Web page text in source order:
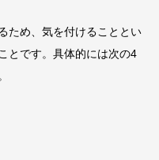
ため、気を付けることとい
とです。具体的には次の4